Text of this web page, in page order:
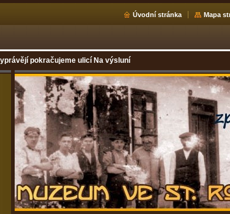
Úvodní stránka Mapa
pokračujeme ulicí Na výsluní